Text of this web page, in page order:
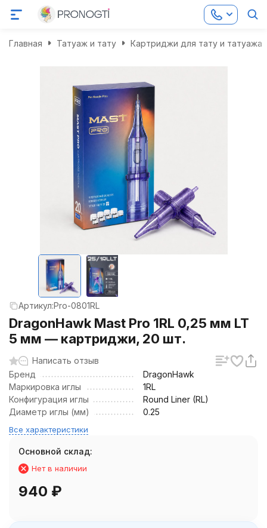
Главная Татуаж и тату Картриджи для тату и татуажа
Артикул:Pro-0801RL
DragonHawk Mast Pro 1RL 0,25 мм LT
5 мм — картриджи, 20 шт.
Написать отзыв
Бренд
DragonHawk
Маркировка иглы
1RL
Конфигурация иглы
Round Liner (RL)
Диаметр иглы (мм)
0.25
Все характеристики
Основной склад:
Нет в наличии
940 ₽